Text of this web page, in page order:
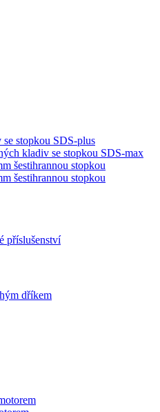
stopkou SDS-plus
kladiv se stopkou SDS-max
šestihrannou stopkou
šestihrannou stopkou
příslušenství
dříkem